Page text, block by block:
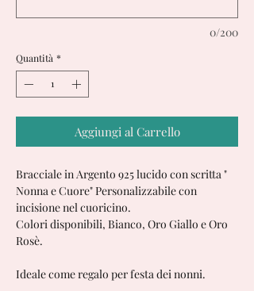
0/200
Quantità *
Aggiungi al Carrello
Bracciale in Argento 925 lucido con scritta "
Nonna e Cuore" Personalizzabile con
incisione nel cuoricino.
Colori disponibili, Bianco, Oro Giallo e Oro
Rosè.
Ideale come regalo per festa dei nonni.